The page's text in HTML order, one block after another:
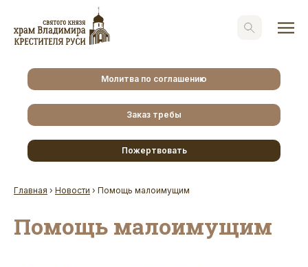
Молитва по соглашению
Заказ требы
Пожертвовать
Главная › Новости › Помощь малоимущим
Помощь малоимущим